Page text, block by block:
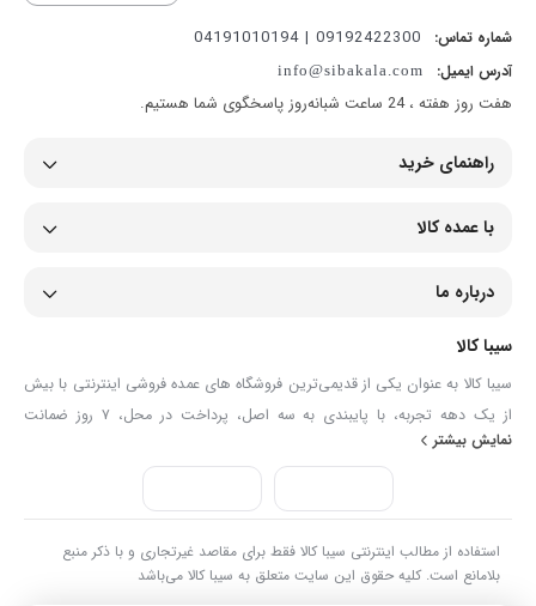
شماره تماس: 09192422300 | 04191010194
آدرس ایمیل: info@sibakala.com
هفت روز هفته ، 24 ساعت شبانه‌روز پاسخگوی شما هستیم.
راهنمای خرید
با عمده کالا
درباره ما
سیبا کالا
سیبا کالا به عنوان یکی از قدیمی‌ترین فروشگاه های عمده فروشی اینترنتی با بیش
از یک دهه تجربه، با پایبندی به سه اصل، پرداخت در محل، ۷ روز ضمانت
بازگشت کالا و تضمین اصل‌بودن کالا موفق شده تا همگام با فروشگاه‌های معتبر
جهان، به بزرگ‌ترین فروشگاه اینترنتی ایران تبدیل شود. به محض ورود به سایت
سیبا کالا با دنیایی از کالا رو به رو می‌شوید! هر آنچه که نیاز دارید و به ذهن شما
خطور می‌کند در اینجا پیدا خواهید کرد.
نمایش بیشتر
استفاده از مطالب اینترنتی سیبا کالا فقط برای مقاصد غیرتجاری و با ذکر منبع
بلامانع است. کلیه حقوق این سایت متعلق به سیبا کالا می‌باشد